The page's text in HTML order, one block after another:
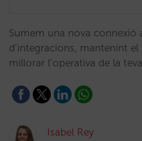
Sumem una nova connexió
d’integracions, mantenint
millorar l’operativa de la
Isabel Rey